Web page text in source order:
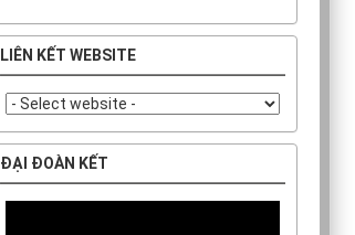
LIÊN KẾT WEBSITE
ĐẠI ĐOÀN KẾT